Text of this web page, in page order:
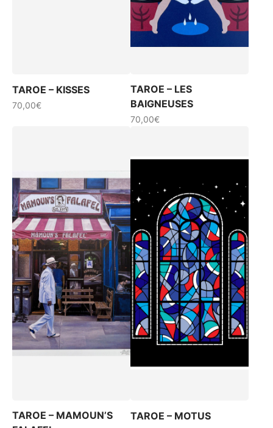
TAROE – KISSES
70,00€
TAROE – LES
BAIGNEUSES
70,00€
TAROE – MAMOUN’S
TAROE – MOTUS